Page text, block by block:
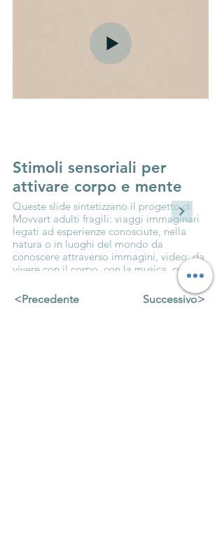
Stimoli sensoriali per
attivare corpo e mente
Queste slide sintetizzano il progetto di
Movvart adulti fragili: viaggi immaginari
legati ad esperienze conosciute, nella
natura o in luoghi del mondo da
conoscere attraverso immagini, video; da
vivere con il corpo, con la musica, con il
colore. Un progetto ideato da Annamaria
Pittari
<Precedente Successivo>